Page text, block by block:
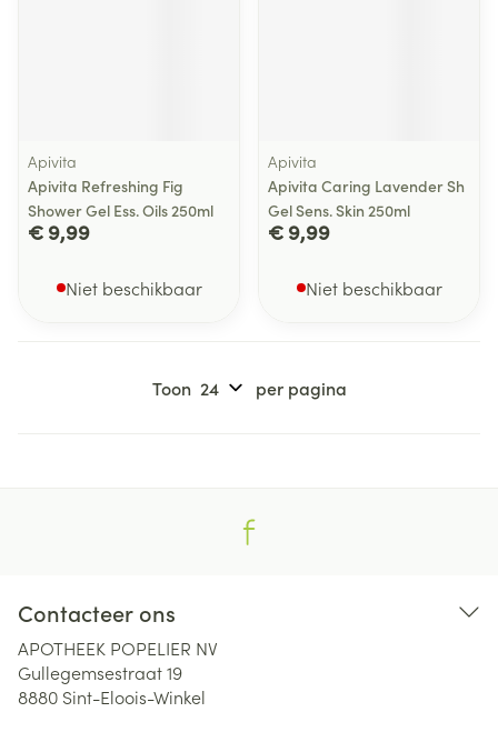
Apivita
Apivita Refreshing Fig
Shower Gel Ess. Oils 250ml
€ 9,99
Niet beschikbaar
Apivita
Apivita Caring Lavender Sh
Gel Sens. Skin 250ml
€ 9,99
Niet beschikbaar
Toon per pagina
Contacteer ons
APOTHEEK POPELIER NV
Gullegemsestraat 19
8880 Sint-Eloois-Winkel